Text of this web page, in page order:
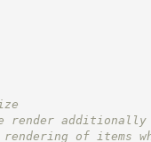
additionally
of items